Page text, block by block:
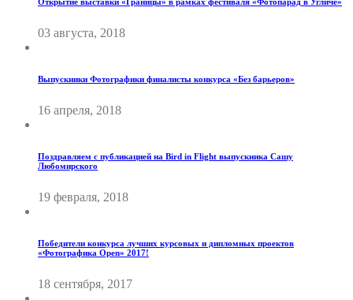
03 августа, 2018
Выпускники Фотографики финалисты конкурса «Без барьеров»
16 апреля, 2018
Поздравляем с публикацией на Bird in Flight выпускника Сашу
Любомирского
19 февраля, 2018
Победители конкурса лучших курсовых и дипломных проектов
«Фотографика Open» 2017!
18 сентября, 2017